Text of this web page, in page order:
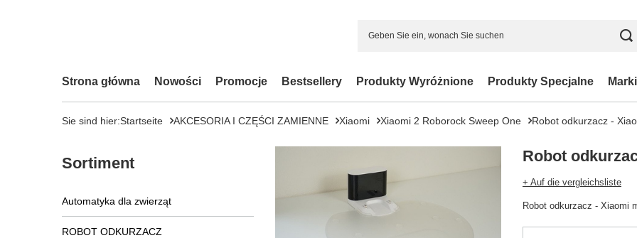
Strona główna Nowości Promocje Bestsellery Produkty Wyróżnione Produkty Specjalne Marki
Sie sind hier:Startseite AKCESORIA I CZĘŚCI ZAMIENNE Xiaomi Xiaomi 2 Roborock Sweep One Robot odkurzacz -
Sortiment
Automatyka dla zwierząt
ROBOT ODKURZACZ
Robot
+ Auf die vergleichsliste
Robot odkurzacz - Xiaomi